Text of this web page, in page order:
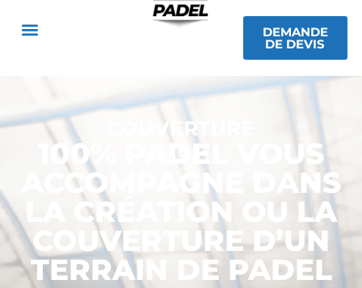
DEMANDE
DE DEVIS
COUVERTURE
100% PADEL VOUS
ACCOMPAGNE DANS
LA CRÉATION OU LA
COUVERTURE D’UN
TERRAIN DE PADEL